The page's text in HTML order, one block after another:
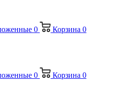
0 Корзина 0
0 Корзина 0